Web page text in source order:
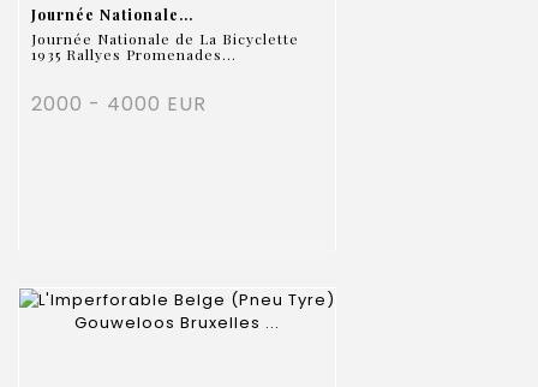
Journée Nationale...
Journée Nationale de La Bicyclette
1935 Rallyes Promenades...
2000 - 4000 EUR